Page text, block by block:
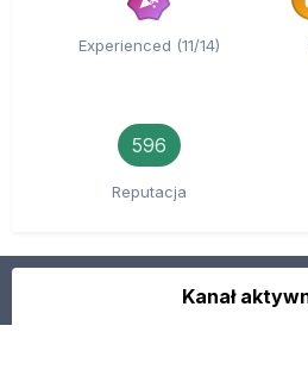
Experienced (11/14)
596
Reputacja
Kanał